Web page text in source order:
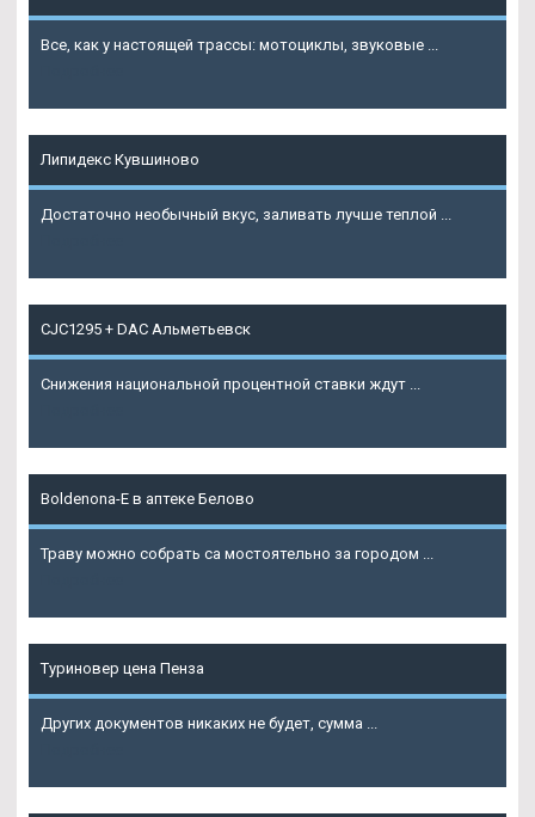
Все, как у настоящей трассы: мотоциклы, звуковые ...
Липидекс Кувшиново
Достаточно необычный вкус, заливать лучше теплой ...
CJC1295 + DAC Альметьевск
Снижения национальной процентной ставки ждут ...
Boldenona-E в аптеке Белово
Траву можно собрать са мостоятельно за городом ...
Туриновер цена Пенза
Других документов никаких не будет, сумма ...